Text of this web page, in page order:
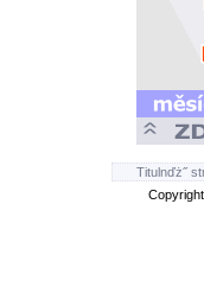
Titulnďż˝